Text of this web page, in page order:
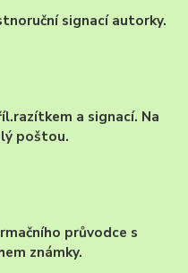
signací autorky.
a signací. Na
poštou.
průvodce s
známky.